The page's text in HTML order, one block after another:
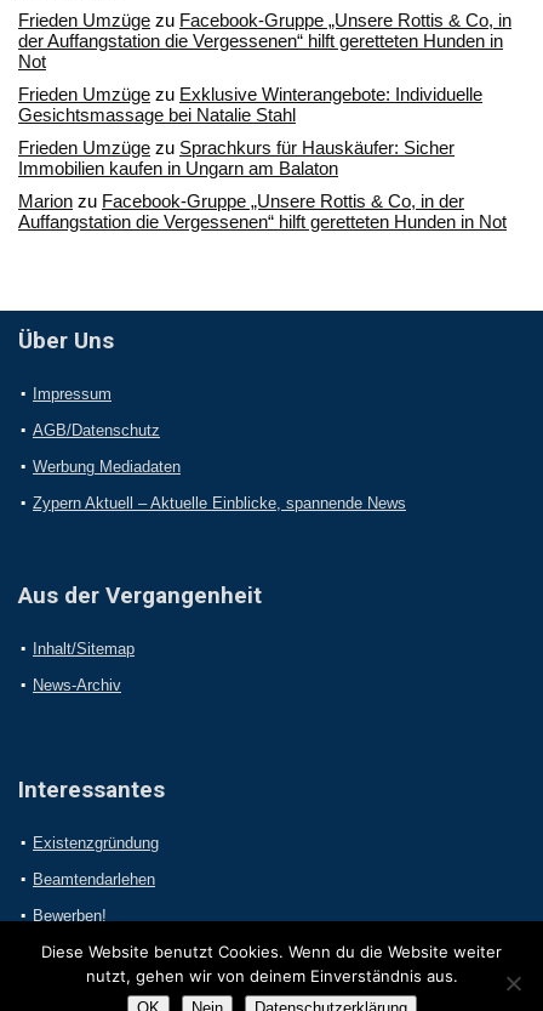
Frieden Umzüge zu Facebook-Gruppe „Unsere Rottis & Co, in
der Auffangstation die Vergessenen“ hilft geretteten Hunden in
Not
Frieden Umzüge zu Exklusive Winterangebote: Individuelle
Gesichtsmassage bei Natalie Stahl
Frieden Umzüge zu Sprachkurs für Hauskäufer: Sicher
Immobilien kaufen in Ungarn am Balaton
Marion zu Facebook-Gruppe „Unsere Rottis & Co, in der
Auffangstation die Vergessenen“ hilft geretteten Hunden in Not
Über Uns
Impressum
AGB/Datenschutz
Werbung Mediadaten
Zypern Aktuell – Aktuelle Einblicke, spannende News
Aus der Vergangenheit
Inhalt/Sitemap
News-Archiv
Interessantes
Existenzgründung
Beamtendarlehen
Bewerben!
Diese Website benutzt Cookies. Wenn du die Website weiter
nutzt, gehen wir von deinem Einverständnis aus.